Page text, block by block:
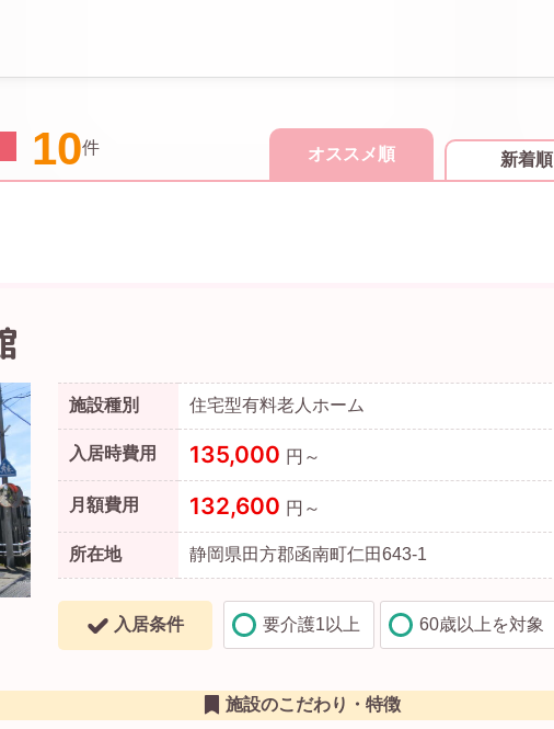
10件 オススメ順 新着順
施設種別 住宅型有料老人ホーム
入居時費用 135,000 円～
月額費用 132,600 円～
所在地 静岡県田方郡函南町仁田643-1
入居条件 要介護1以上 60歳以上を対象
施設のこだわり・特徴